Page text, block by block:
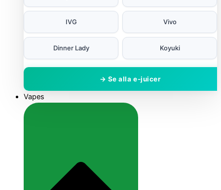
IVG Vivo
Dinner Lady Koyuki
→ Se alla e-juicer
Vapes